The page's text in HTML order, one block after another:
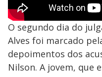
O segundo dia do
Alves foi marcado
depoimentos dos
Nilson. A jovem, que